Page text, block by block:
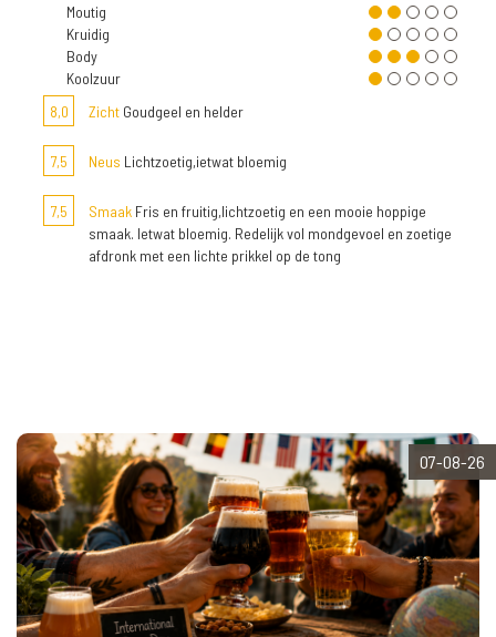
Moutig
Kruidig
Body
Koolzuur
8,0
Zicht Goudgeel en helder
7,5 Neus Lichtzoetig,ietwat bloemig
7,5 Smaak Fris en fruitig,lichtzoetig en een mooie hoppige
smaak. Ietwat bloemig. Redelijk vol mondgevoel en zoetige
afdronk met een lichte prikkel op de tong
07-08-26